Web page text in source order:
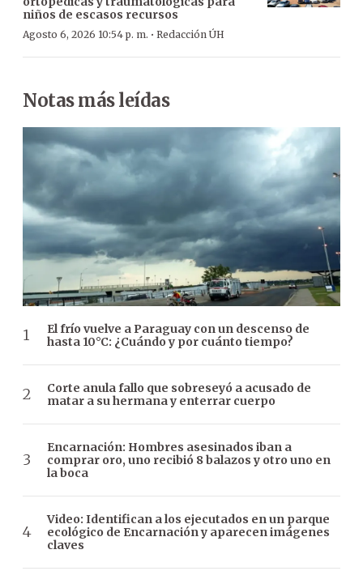
niños de escasos recursos
Agosto 6, 2026 10:54 p. m. · Redacción ÚH
Notas más leídas
El frío vuelve a Paraguay con un descenso de
hasta 10°C: ¿Cuándo y por cuánto tiempo?
Corte anula fallo que sobreseyó a acusado de
matar a su hermana y enterrar cuerpo
Encarnación: Hombres asesinados iban a
comprar oro, uno recibió 8 balazos y otro uno en
la boca
Video: Identifican a los ejecutados en un parque
ecológico de Encarnación y aparecen imágenes
claves